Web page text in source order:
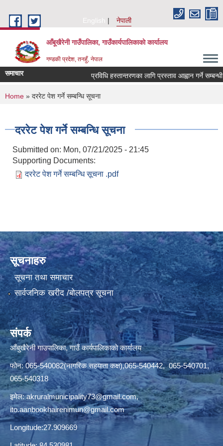
English
नेपाली
आँबूखैरेनी गाउँपालिका, गाउँकार्यपालिकाकाे कार्यालय
गण्डकी प्रदेश, तनहुँ, नेपाल
समाचार प्रविधि हस्तान्तरणका लागि प्रस्ताव आह्वान गर्ने
You are here
Home » दररेट पेश गर्ने सम्बन्धि सूचना
दररेट पेश गर्ने सम्बन्धि सूचना
Submitted on: Mon, 07/21/2025 - 21:45
Supporting Documents:
दररेट पेश गर्ने सम्बन्धि सूचना .pdf
सूचनाहरु
सूचना तथा समाचार
सार्वजनिक खरीद /बोलपत्र सूचना
संपर्क
आँबुखैरेनी गाउपालिका, गाउँ कार्यपालिकाको कार्यालय
फोन: 065-540082(नागरिक सहयाता कक्ष),065-540442, 065-540701,
065-540318
इमेल:akruralmunicipality73@gmail.com,
ito.aanbookhairenimun@gmail.com
Longitude:27.909669